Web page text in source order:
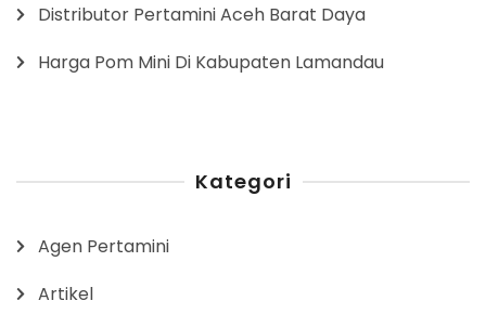
Distributor Pertamini Aceh Barat Daya
Harga Pom Mini Di Kabupaten Lamandau
Kategori
Agen Pertamini
Artikel